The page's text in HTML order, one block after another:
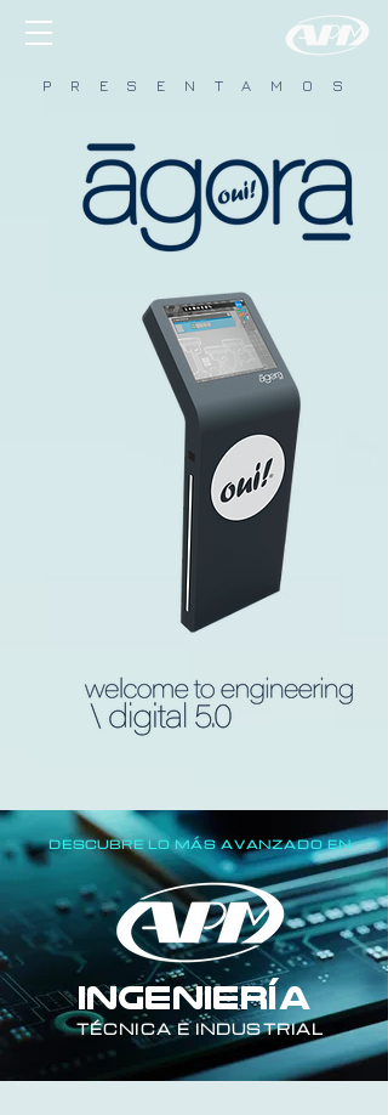
P R E S E N T A M O S
DESCUBRE LO MÁS AVANZADO EN
INGENIERÍA
TÉCNICA E INDUSTRIAL